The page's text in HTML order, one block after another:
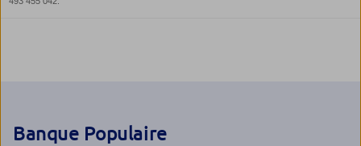
Banque Populaire